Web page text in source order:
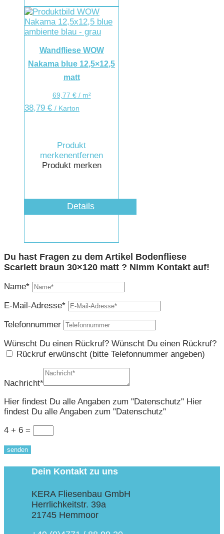
Wandfliese WOW
Nakama blue 12,5×12,5
matt
69,77 €/ m²
38,79 € / Karton
Produkt
merkenentfernen
Produkt merken
Details
Du hast Fragen zu dem Artikel Bodenfliese
Scarlett braun 30×120 matt ? Nimm Kontakt auf!
Name*
E-Mail-Adresse*
Telefonnummer
Wünscht Du einen Rückruf? Wünscht Du einen Rückruf?
Rückruf erwünscht (bitte Telefonnummer angeben)
Nachricht*
Hier findest Du alle Angaben zum "Datenschutz" Hier
findest Du alle Angaben zum "Datenschutz"
4 + 6 =
senden
Dein Kontakt zu uns
KERA Fliesenbau GmbH
Herrlichkeitstr. 39a
21745 Hemmoor